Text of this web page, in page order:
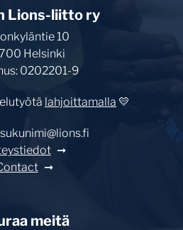
Lions-liitto ry
10
Helsinki
0202201-9
lahjoittamalla 💛
meitä